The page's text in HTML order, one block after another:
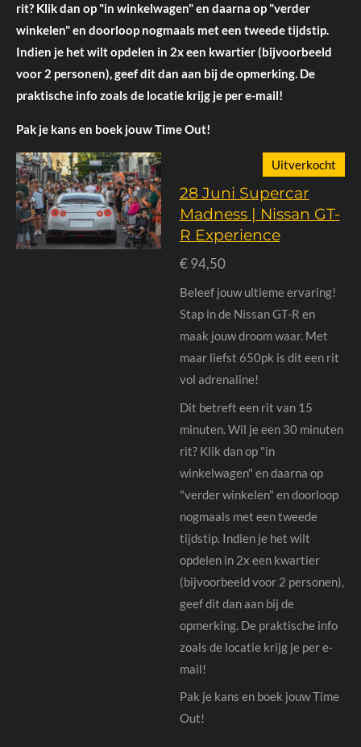
rit? Klik dan op "in winkelwagen" en daarna op "verder
winkelen" en doorloop nogmaals met een tweede tijdstip.
Indien je het wilt opdelen in 2x een kwartier (bijvoorbeeld
voor 2 personen), geef dit dan aan bij de opmerking. De
praktische info zoals de locatie krijg je per e-mail!
Pak je kans en boek jouw Time Out!
Uitverkocht
28 Juni Supercar
Madness | Nissan GT-
R Experience
€ 94,50
Beleef jouw ultieme ervaring!
Stap in de Nissan GT-R en
maak jouw droom waar. Met
maar liefst 650pk is dit een rit
vol adrenaline!
Dit betreft een rit van 15
minuten.Wil je een 30 minuten
rit? Klik dan op "in
winkelwagen" en daarna op
"verder winkelen" en doorloop
nogmaals met een tweede
tijdstip. Indien je het wilt
opdelen in 2x een kwartier
(bijvoorbeeld voor 2 personen),
geef dit dan aan bij de
opmerking. De praktische info
zoals de locatie krijg je per e-
mail!
Pak je kans en boek jouw Time
Out!